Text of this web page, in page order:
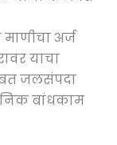
अर्ज
याचा
जलसंपदा
बांधकाम